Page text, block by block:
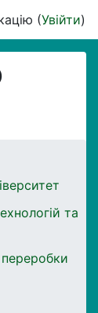
(Увійти)
та